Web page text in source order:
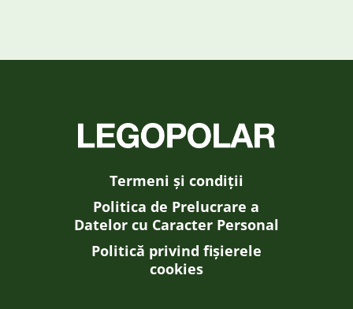
Termeni și condiții
Politica de Prelucrare a
Datelor cu Caracter Personal
Politică privind fișierele
cookies